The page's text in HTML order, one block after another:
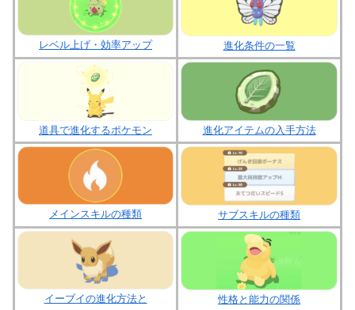
レベル上げ・効率アップ 進化条件の一覧
道具で進化するポケモン 進化アイテムの入手方法
メインスキルの種類 サブスキルの種類
イーブイの進化方法と
性格と能力の関係